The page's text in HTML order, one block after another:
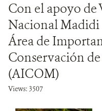
Con el apoyo de
Nacional Madidi
Área de
Conservación
(AICOM)
Views: 3507